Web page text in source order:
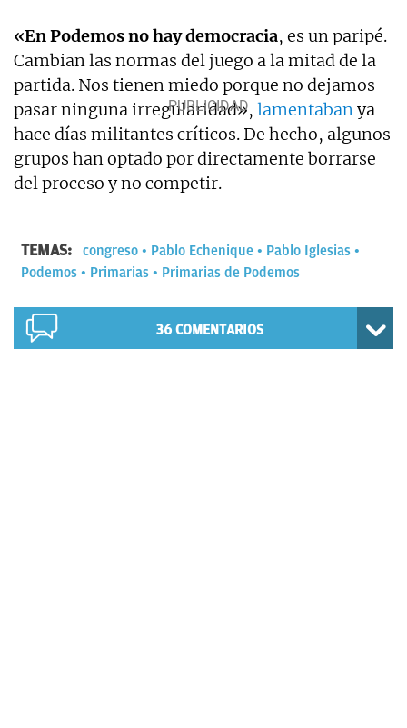
«En Podemos no hay democracia, es un paripé.
Cambian las normas del juego a la mitad de la
partida. Nos tienen miedo porque no dejamos
pasar ninguna irregularidad», lamentabanya
hace días militantes críticos. De hecho, algunos
grupos han optado por directamente borrarse
del proceso y no competir.
TEMAS: congreso Pablo Echenique
Pablo Iglesias
Podemos
Primarias Primarias de Podemos
36 COMENTARIOS